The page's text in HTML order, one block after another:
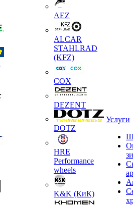
AEZ
ALCAR
STAHLRAD
(KFZ)
COX
DEZENT
DOTZ
HRE
Performance
wheels
K&K (КиК)
Услуги